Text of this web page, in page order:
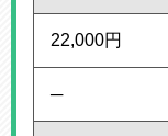
22,000円
─